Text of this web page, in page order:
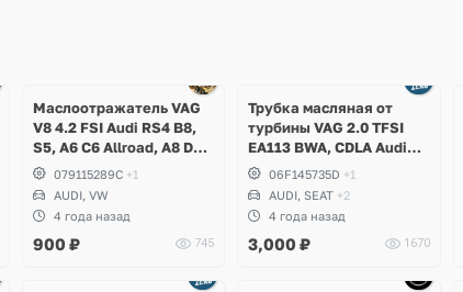
Маслоотражатель VAG
V8 4.2 FSI Audi RS4 B8,
S5, A6 C6 Allroad, A8 D3,
Q7, Volkswagen Touareg
079115289C +1
AUDI, VW
4 года назад
900 ₽ 745
Трубка масляная от
турбины VAG 2.0 TFSI
EA113 BWA, CDLA Audi
A3, TT, Volkswagen Golf
V GTI, Passat B6, Eos,
Skoda Octavia A5 RS,
Seat Leon Cupra
06F145735D +1
AUDI, SEAT +2
4 года назад
3,000 ₽ 1670